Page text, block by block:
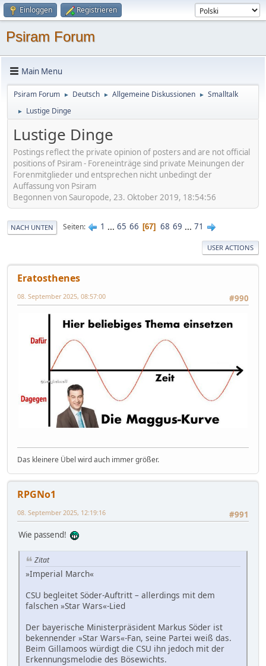
Einloggen Registrieren
Psiram Forum
Main Menu
Psiram Forum ► Deutsch ► Allgemeine Diskussionen ► Smalltalk
► Lustige Dinge
Lustige Dinge
Postings reflect the private opinion of posters and are not official
positions of Psiram - Foreneinträge sind private Meinungen der
Forenmitglieder und entsprechen nicht unbedingt der
Auffassung von Psiram
Begonnen von Sauropode, 23. Oktober 2019, 18:54:56
NACH UNTEN Seiten 1 ... 65 66 67 68 69 ... 71
USER ACTIONS
Eratosthenes
#990
08. September 2025, 08:57:00
Das kleinere Übel wird auch immer größer.
RPGNo1
#991
08. September 2025, 12:19:16
Wie passend!
Zitat
»Imperial March«
CSU begleitet Söder-Auftritt – allerdings mit dem
falschen »Star Wars«-Lied
Der bayerische Ministerpräsident Markus Söder ist
bekennender »Star Wars«-Fan, seine Partei weiß das.
Beim Gillamoos würdigt die CSU ihn jedoch mit der
Erkennungsmelodie des Bösewichts.